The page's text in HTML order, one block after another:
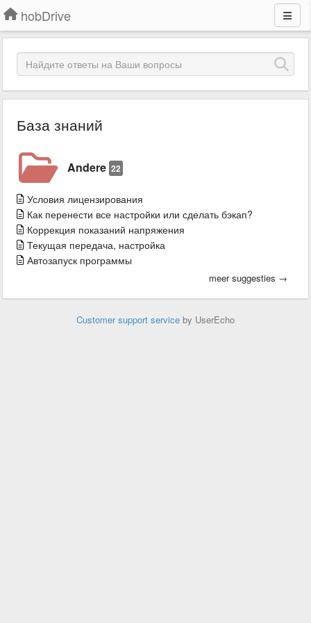
hobDrive
База знаний
Andere 22
Условия лицензирования
Как перенести все настройки или сделать бэкап?
Коррекция показаний напряжения
Текущая передача, настройка
Автозапуск программы
meer suggesties →
Customer support service by UserEcho